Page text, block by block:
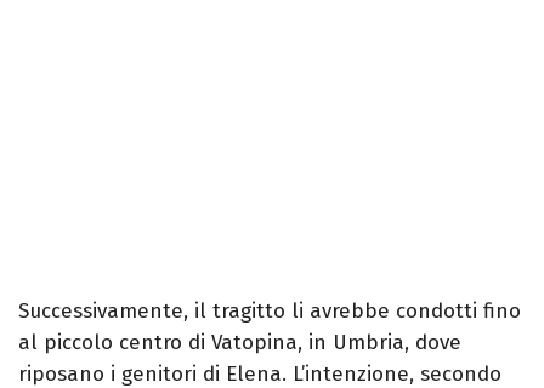
Successivamente, il tragitto li avrebbe condotti fino
al piccolo centro di Vatopina, in Umbria, dove
riposano i genitori di Elena. L’intenzione, secondo